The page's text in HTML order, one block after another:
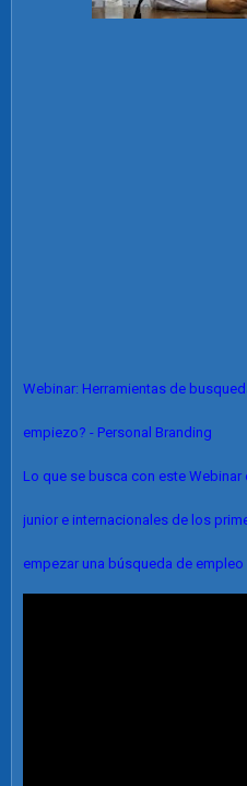
Webinar: Herramientas de
empiezo? - Personal Branding
Lo que se busca con este
junior e internacionales de los
empezar una búsqueda de